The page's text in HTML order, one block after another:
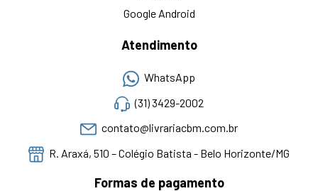
Google Android
Atendimento
WhatsApp
(31) 3429-2002
contato@livrariacbm.com.br
R. Araxá, 510 – Colégio Batista - Belo Horizonte/MG
Formas de pagamento